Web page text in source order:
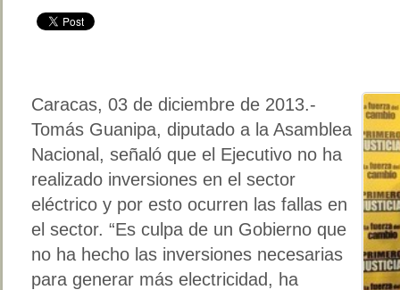
Caracas, 03 de diciembre de 2013.-
Tomás Guanipa, diputado a la Asamblea
Nacional, señaló que el Ejecutivo no ha
realizado inversiones en el sector
eléctrico y por esto ocurren las fallas en
el sector. “Es culpa de un Gobierno que
no ha hecho las inversiones necesarias
para generar más electricidad, ha